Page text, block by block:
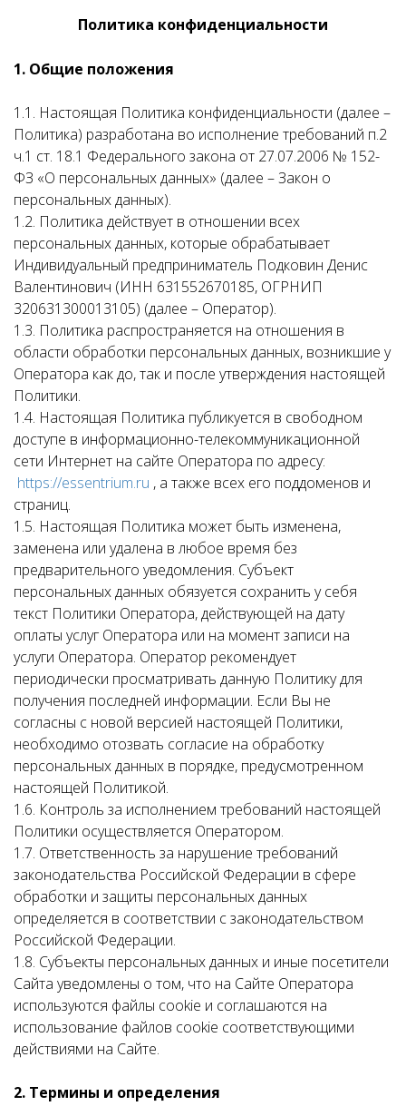
Политика конфиденциальности
1. Общие положения
1.1. Настоящая Политика конфиденциальности (далее –
Политика) разработана во исполнение требований п.2
ч.1 ст. 18.1 Федерального закона от 27.07.2006 № 152-
ФЗ «О персональных данных» (далее – Закон о
персональных данных).
1.2. Политика действует в отношении всех
персональных данных, которые обрабатывает
Индивидуальный предприниматель Подковин Денис
Валентинович (ИНН 631552670185, ОГРНИП
320631300013105) (далее – Оператор).
1.3. Политика распространяется на отношения в
области обработки персональных данных, возникшие у
Оператора как до, так и после утверждения настоящей
Политики.
1.4. Настоящая Политика публикуется в свободном
доступе в информационно-телекоммуникационной
сети Интернет на сайте Оператора по адресу:
https://essentrium.ru , а также всех его поддоменов и
страниц.
1.5. Настоящая Политика может быть изменена,
заменена или удалена в любое время без
предварительного уведомления. Субъект
персональных данных обязуется сохранить у себя
текст Политики Оператора, действующей на дату
оплаты услуг Оператора или на момент записи на
услуги Оператора. Оператор рекомендует
периодически просматривать данную Политику для
получения последней информации. Если Вы не
согласны с новой версией настоящей Политики,
необходимо отозвать согласие на обработку
персональных данных в порядке, предусмотренном
настоящей Политикой.
1.6. Контроль за исполнением требований настоящей
Политики осуществляется Оператором.
1.7. Ответственность за нарушение требований
законодательства Российской Федерации в сфере
обработки и защиты персональных данных
определяется в соответствии с законодательством
Российской Федерации.
1.8. Субъекты персональных данных и иные посетители
Сайта уведомлены о том, что на Сайте Оператора
используются файлы cookie и соглашаются на
использование файлов cookie соответствующими
действиями на Сайте.
2. Термины и определения